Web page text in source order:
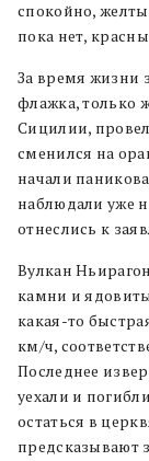
спокойно,
пока нет,
За время жизни
флажка, только
Сицилии,
сменился на
начали
наблюдали уже
отнеслись к
Вулкан
камни и
какая-то
км/ч,
Последнее
уехали и
остаться в
предсказывают